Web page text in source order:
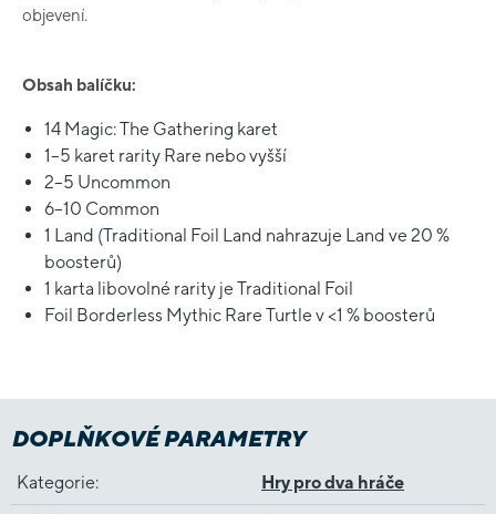
objevení.
Obsah balíčku:
14 Magic: The Gathering karet
1–5 karet rarity Rare nebo vyšší
2–5 Uncommon
6–10 Common
1 Land (Traditional Foil Land nahrazuje Land ve 20 %
boosterů)
1 karta libovolné rarity je Traditional Foil
Foil Borderless Mythic Rare Turtle v <1 % boosterů
DOPLŇKOVÉ PARAMETRY
Kategorie: Hry pro dva hráče